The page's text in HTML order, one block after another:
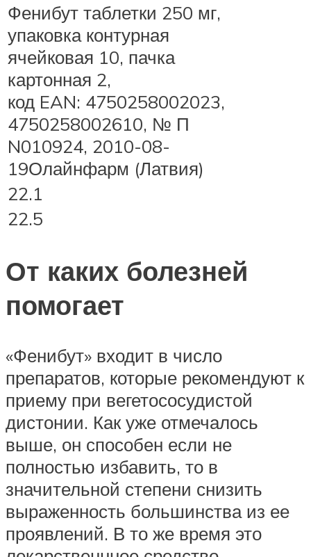
Фенибут таблетки 250 мг,
упаковка контурная
ячейковая 10, пачка
картонная 2,
код EAN: 4750258002023,
4750258002610, № П
N010924, 2010-08-
19Олайнфарм (Латвия)
22.1
22.5
От каких болезней
помогает
«Фенибут» входит в число
препаратов, которые рекомендуют к
приему при вегетососудистой
дистонии. Как уже отмечалось
выше, он способен если не
полностью избавить, то в
значительной степени снизить
выраженность большинства из ее
проявлений. В то же время это